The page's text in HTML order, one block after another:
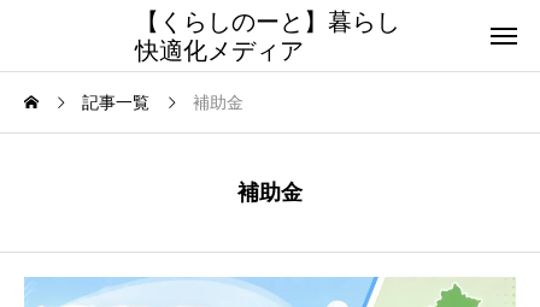
【くらしのーと】暮らし
快適化メディア
記事一覧 補助金
補助金